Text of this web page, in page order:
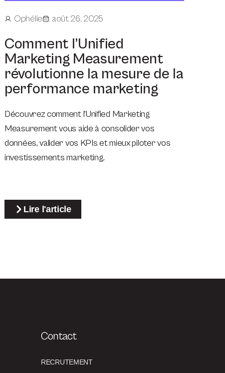
Ophélie août 26, 2025
Comment l’Unified
Marketing Measurement
révolutionne la mesure de la
performance marketing
Découvrez comment l’Unified Marketing
Measurement vous aide à consolider vos
données, valider vos KPIs et mieux piloter vos
investissements marketing.
Lire l'article
Contact
RECRUTEMENT